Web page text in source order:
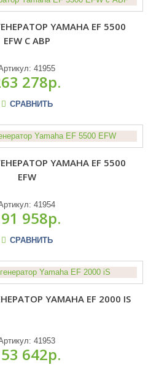
YAMAHA EF 5500
EFW С АВР
41955
278р.
СРАВНИТЬ
YAMAHA EF 5500
EFW
41954
958р.
СРАВНИТЬ
YAMAHA EF 2000 IS
41953
642р.